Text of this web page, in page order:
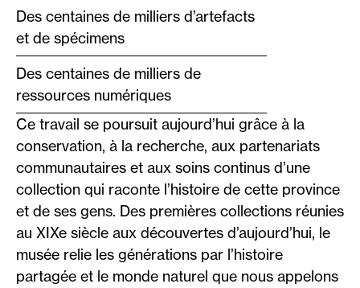
Des centaines de milliers d’artefacts
et de spécimens
Des centaines de milliers de
ressources numériques
Ce travail se poursuit aujourd’hui grâce à la
conservation, à la recherche, aux partenariats
communautaires et aux soins continus d’une
collection qui raconte l’histoire de cette province
et de ses gens. Des premières collections réunies
au XIXe siècle aux découvertes d’aujourd’hui, le
musée relie les générations par l’histoire
partagée et le monde naturel que nous appelons